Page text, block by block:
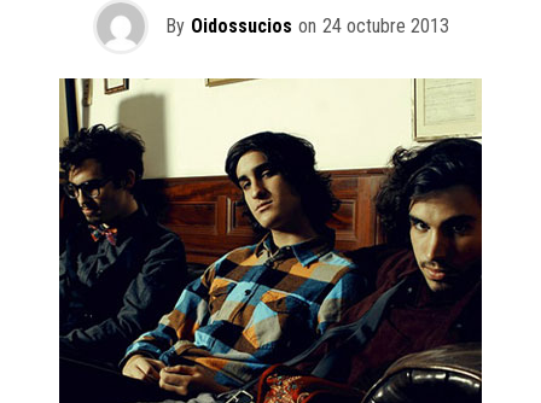
By Oidossucios on 24 octubre 2013